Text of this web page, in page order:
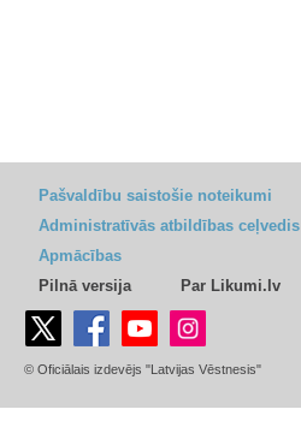
Pašvaldību saistošie noteikumi
Administratīvās atbildības ceļvedis
Apmācības
Pilnā versija
Par Likumi.lv
© Oficiālais izdevējs "Latvijas Vēstnesis"